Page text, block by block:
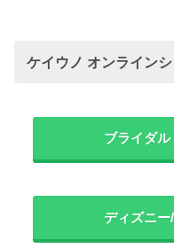
ケイウノ オンライン
ブライダ
ディズニ